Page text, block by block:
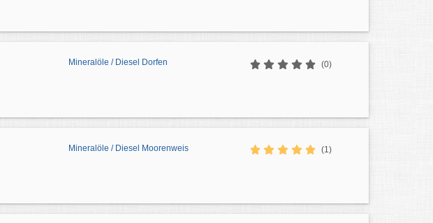
Mineralöle / Diesel Dorfen (0)
Mineralöle / Diesel Moorenweis (1)